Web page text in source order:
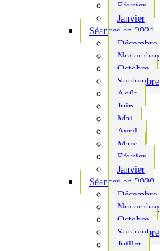
Février
Janvier
Séances en 2021
Décembre
Novembre
Octobre
Septembre
Août
Juin
Mai
Avril
Mars
Février
Janvier
Séances en 2020
Décembre
Novembre
Octobre
Septembre
Juillet